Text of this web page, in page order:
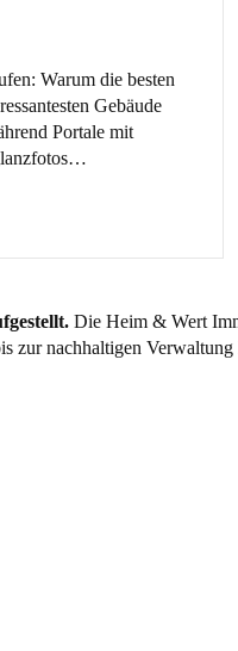
Warum die besten
Gebäude
Portale mit
Die Heim & Wert
zur nachhaltigen